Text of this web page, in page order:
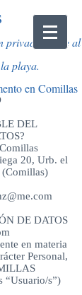
frente al
playa.
en Comillas
DEL
20, Urb. el
DE DATOS
en materia
Personal,
“Usuario/s”)